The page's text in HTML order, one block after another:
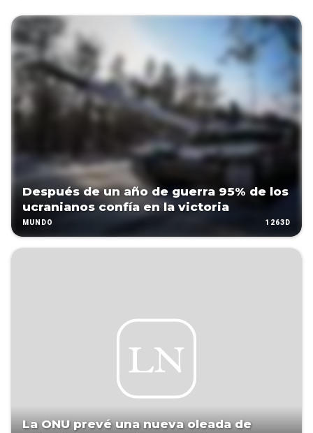
Después de un año de guerra 95% de los
ucranianos confía en la victoria
MUNDO 1263D
La ONU prevé una nueva oleada de